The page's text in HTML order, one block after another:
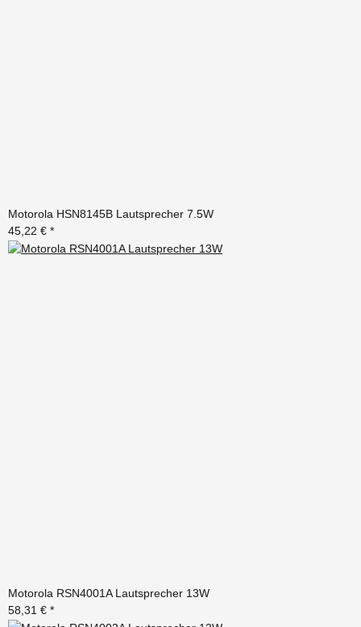
Motorola HSN8145B Lautsprecher 7.5W
45,22 € *
Motorola RSN4001A Lautsprecher 13W
58,31 € *